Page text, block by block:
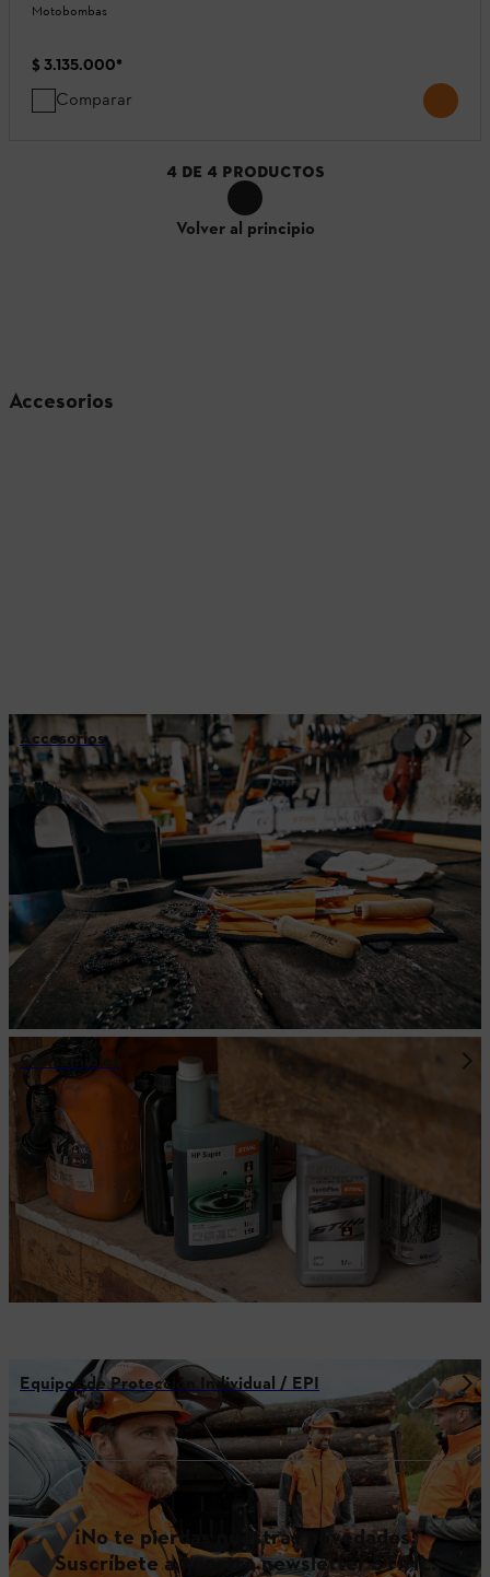
Motobombas
$ 3.135.000*
Comparar
4 DE 4 PRODUCTOS
Volver al principio
Accesorios
Accesorios
Consumibles
Equipos de Protección Individual / EPI
¡No te pierdas nuestras novedades!
Suscríbete a nuestro newsletter STIHL.